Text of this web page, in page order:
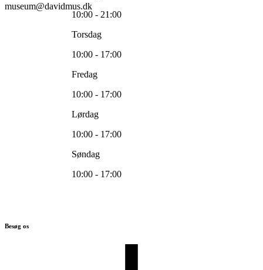
museum@davidmus.dk
10:00 - 21:00
Torsdag
10:00 - 17:00
Fredag
10:00 - 17:00
Lørdag
10:00 - 17:00
Søndag
10:00 - 17:00
Besøg os